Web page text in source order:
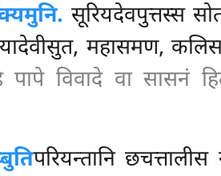
सूरियदेवपुत्तस्स
महासमण,
विवादे वा सासनं
परियन्तानि